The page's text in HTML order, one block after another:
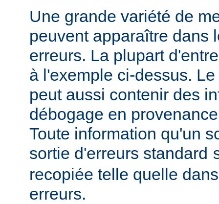
Une grande variété de
peuvent apparaître dans
erreurs. La plupart
à l'exemple ci-dessus.
peut aussi contenir des
débogage en
Toute information qu'un
sortie d'erreurs standard
recopiée telle quelle
erreurs.